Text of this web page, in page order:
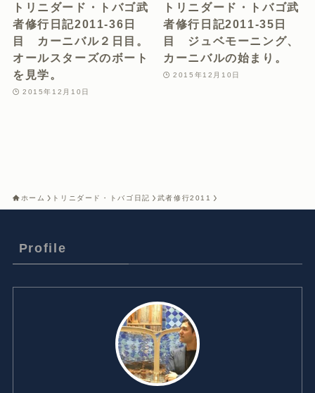
トリニダード・トバゴ武
者修行日記2011-36日
目 カーニバル２日目。
オールスターズのボート
を見学。
2015年12月10日
トリニダード・トバゴ武
者修行日記2011-35日
目 ジュベモーニング、
カーニバルの始まり。
2015年12月10日
ホーム トリニダード・トバゴ日記 武者修行2011
Profile